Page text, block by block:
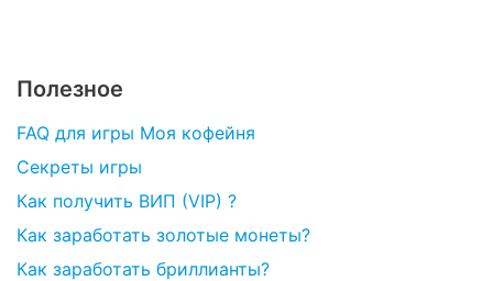
Полезное
FAQ для игры Моя кофейня
Секреты игры
Как получить ВИП (VIP) ?
Как заработать золотые монеты?
Как заработать бриллианты?